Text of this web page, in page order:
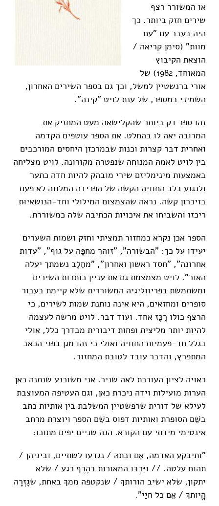
או המשורר רצף
שירים חזק ביותר. כך
היה בעבר עם "עם
מוות" (סימן קריאה /
הוצאת הקיבוץ
המאוחד, 1982) של
אורי ברנשטיין למשל, וכך גם בספר השירים האחרון,
השמיני במספר, של ענת לויט "קינה".
זהו ספר דק ביותר שהקלישאה מעט המחזיק את
המרובה יאה לו בהחלט. את הספר עוטפים הקדמה
ואחרית דבר קצרות וכנות שבמרכזן היחסים המורכבים
בין לויט לאמהּ המנוחה שנפטרה מקורונה. לויט מצליחה
באמצעות מינימליזם שירי מובהק להיות חדה כתער
ולנגוע בלב החוויה הקשה של הפרידה המלווה לא פעם
בזיכרון קשה. נראה שהצמצום המילולי וחד-הנושאיוּת
ריכזו והשביחו את איכויות הכתיבה שלה כמשוררת.
הספר אכן נקרא כמחזור תמציתי וחזק ושמות השערים
יעידו על כך: "הבשורה", "זוהר מחפֶּה על גוף", "עדות
אחרונה", "חסד ראשון ואחרון", "מחֵלֶב נשמתך יעלה
האור". לויט מצמצמת גם את עניין כותרות השירים
ומשתמשת בפריווליגיה המשוררית שלא קיימת בעבור
סופרים ומחזאים, היא אינה נותנת שמות לשירים, כי
הרצף כולו רֶכֶּז אחד. ועוד דבר. לויט מרשה לעצמה
להיות יותר מליצית ופחות דיבורית מבדרך כלל, אולי
בגלל חד-פעמיות החוויה ואולי כי זהו מגן בפני הכאב
המתפרץ, והדבר עובד לטובת המחזור.
ראויה לציון העורכת לאה שניר. אני משוכנע שנתנה כאן
הערות מועילות וידה ניכרת כאן, וגם העטיפה המעוצבת
לעילא של דורית שרפשטיין המשלבת בין אותיות כתב
בשֵׁם הסופרת ואותיות דפוס בשֵׁם הספר ויוצרת מרחב
אינטימי מידתי עם הקורא. הנה שניים יפים מתוכו:
"ותיבּקע האדמה, אֵם ובִתהּ / נגדעו לשתיים, וביניהן /
תהום עלטה. // וַיִּכְבּו המאורות בהֶרֶף רגע / שלא
יתקון, שלא ישיב הורותךְ / שנקטפה ממךְ באחת, שגָזְרָה
הֱיותךְ / אֵם כל חיַי".